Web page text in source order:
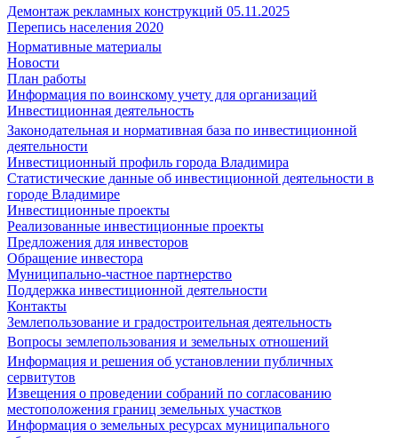
Демонтаж рекламных конструкций 05.11.2025
Перепись населения 2020
Нормативные материалы
Новости
План работы
Информация по воинскому учету для организаций
Инвестиционная деятельность
Законодательная и нормативная база по инвестиционной
деятельности
Инвестиционный профиль города Владимира
Статистические данные об инвестиционной деятельности в
городе Владимире
Инвестиционные проекты
Реализованные инвестиционные проекты
Предложения для инвесторов
Обращение инвестора
Муниципально-частное партнерство
Поддержка инвестиционной деятельности
Контакты
Землепользование и градостроительная деятельность
Вопросы землепользования и земельных отношений
Информация и решения об установлении публичных
сервитутов
Извещения о проведении собраний по согласованию
местоположения границ земельных участков
Информация о земельных ресурсах муниципального